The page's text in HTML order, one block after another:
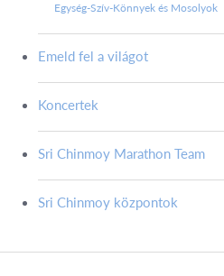
Egység-Szív-Könnyek és Mosolyok
Emeld fel a világot
Koncertek
Sri Chinmoy Marathon Team
Sri Chinmoy központok